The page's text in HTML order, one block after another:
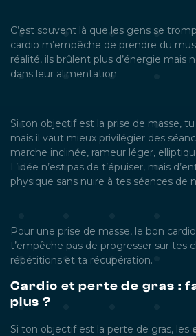
C’est souvent là que les gens se
cardio m’empêche de prendre du
réalité, ils brûlent plus d’énergie mais
dans leur alimentation.
Si ton objectif est la prise de masse,
mais il vaut mieux privilégier des
marche inclinée, rameur léger,
L’idée n’est pas de t’épuiser, mais
physique sans nuire à tes séances de
Pour une prise de masse, le bon
t’empêche pas de progresser sur tes
répétitions et ta récupération.
Cardio et perte de gras :
plus ?
Si ton objectif est la perte de gras, les